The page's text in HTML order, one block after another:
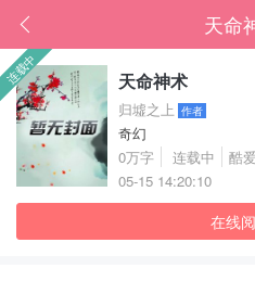
天命
连载中 天命神术
归墟之上 作者
奇幻
0万字
连载中
酷
05-15 14:20:10
在线